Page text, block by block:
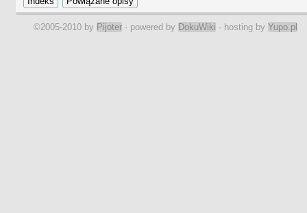
©2005-2010 by Pijoter · powered by DokuWiki · hosting by Yupo.pl